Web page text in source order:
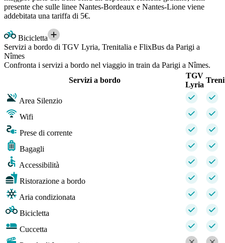
presente che sulle linee Nantes-Bordeaux e Nantes-Lione viene
addebitata una tariffa di 5€.
Bicicletta
Servizi a bordo di TGV Lyria, Trenitalia e FlixBus da Parigi a
Nîmes
Confronta i servizi a bordo nel viaggio in train da Parigi a Nîmes.
Servizi a bordo
TGV
Lyria
Area Silenzio
Wifi
Prese di corrente
Bagagli
Accessibilità
Ristorazione a bordo
Aria condizionata
Bicicletta
Cuccetta